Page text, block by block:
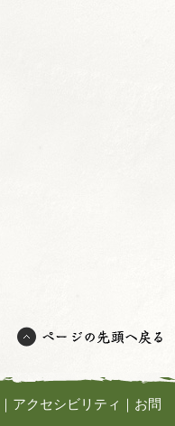
｜ アクセシビリティ ｜ お問